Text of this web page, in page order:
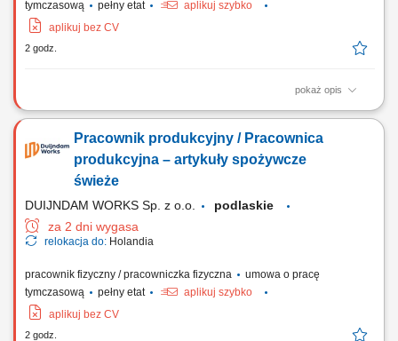
tymczasową
pełny etat
aplikuj szybko
aplikuj bez CV
2 godz.
pokaż opis
Zadania Prace produkcyjne, pakowanie i naklejanie etykiet na gotowe
Weryfikacja standardów jakościowych gotowych wyrobów;
Utrzymywanie porządku w miejscu wykonywania obowiązków;
Pracownik produkcyjny / Pracownica
produkcyjna – artykuły spożywcze
świeże
DUIJNDAM WORKS Sp. z o.o.
podlaskie
za 2 dni wygasa
relokacja do: Holandia
pracownik fizyczny / pracowniczka fizyczna
umowa o pracę
tymczasową
pełny etat
aplikuj szybko
aplikuj bez CV
2 godz.